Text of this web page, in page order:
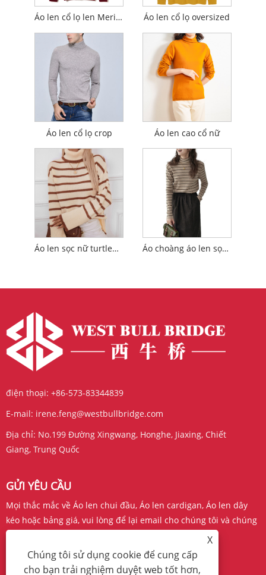
Áo len cổ lọ len Merino Áo len cổ lọ oversized
Áo len cổ lọ crop Áo len cao cổ nữ
Áo len sọc nữ turtleneck phụ nữ Áo choàng áo len sọc áo cổ
điện thoại: +86-573-83344839
E-mail: irene.feng@westbullbridge.com
Địa chỉ: No.199 Đường Xingwang, Honghe, Jiaxing, Chiết
Giang, Trung Quốc
GỬI YÊU CẦU
Mọi thắc mắc về Áo len chui đầu, Áo len cardigan, Áo len dây
kéo hoặc bảng giá, vui lòng để lại email cho chúng tôi và chúng
tôi sẽ liên hệ trong vòng 24 giờ.
YÊU CẦU NGAY BÂY GIỜ
X
Chúng tôi sử dụng cookie để cung cấp
cho bạn trải nghiệm duyệt web tốt hơn,